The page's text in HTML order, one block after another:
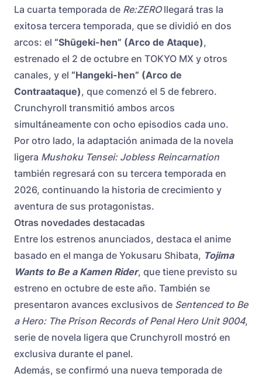
La cuarta temporada de Re:ZEROllegará tras la
exitosa tercera temporada, que se dividió en dos
arcos: el “Shūgeki-hen” (Arco de Ataque),
estrenado el 2 de octubre en TOKYO MX y otros
canales, y el “Hangeki-hen” (Arco de
Contraataque), que comenzó el 5 de febrero.
Crunchyroll transmitió ambos arcos
simultáneamente con ocho episodios cada uno.
Por otro lado, la adaptación animada de la novela
ligera Mushoku Tensei: Jobless Reincarnation
también regresará con su tercera temporada en
2026, continuando la historia de crecimiento y
aventura de sus protagonistas.
Otras novedades destacadas
Entre los estrenos anunciados, destaca el anime
basado en el manga de Yokusaru Shibata, Tojima
Wants to Be a Kamen Rider, que tiene previsto su
estreno en octubre de este año. También se
presentaron avances exclusivos de Sentenced to Be
a Hero: The Prison Records of Penal Hero Unit 9004,
serie de novela ligera que Crunchyroll mostró en
exclusiva durante el panel.
Además, se confirmó una nueva temporada de